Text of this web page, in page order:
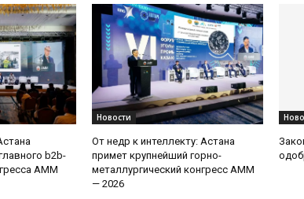
b2b-
AMM
Новости
От недр к интеллекту: Астана
примет крупнейший горно-
металлургический конгресс AMM
— 2026